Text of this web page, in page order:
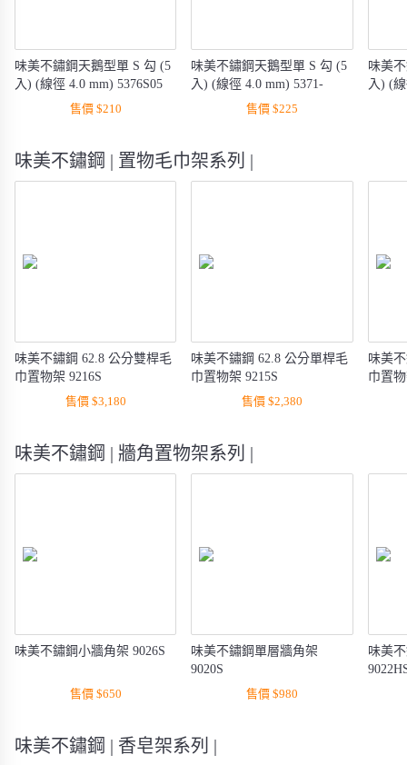
味美不鏽鋼天鵝型單 S 勾 (5
入) (線徑 4.0 mm) 5376S05
售價 $210
味美不鏽鋼天鵝型單 S 勾 (5
入) (線徑 4.0 mm) 5371-
售價 $225
味美
入) (
味美不鏽鋼 | 置物毛巾架系列 |
味美不鏽鋼 62.8 公分雙桿毛
巾置物架 9216S
售價 $3,180
味美不鏽鋼 62.8 公分單桿毛
巾置物架 9215S
售價 $2,380
味美
巾置
味美不鏽鋼 | 牆角置物架系列 |
味美不鏽鋼小牆角架 9026S
售價 $650
味美不鏽鋼單層牆角架
9020S
售價 $980
味美
味美不鏽鋼 | 香皂架系列 |